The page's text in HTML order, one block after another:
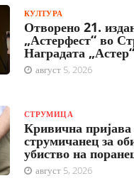
КУЛТУРА
Отворено 21.
„Астерфест“ во
Наградата
август 5, 2026
СТРУМИЦА
Кривична пријава
струмичанец за
убиство на
август 5, 2026